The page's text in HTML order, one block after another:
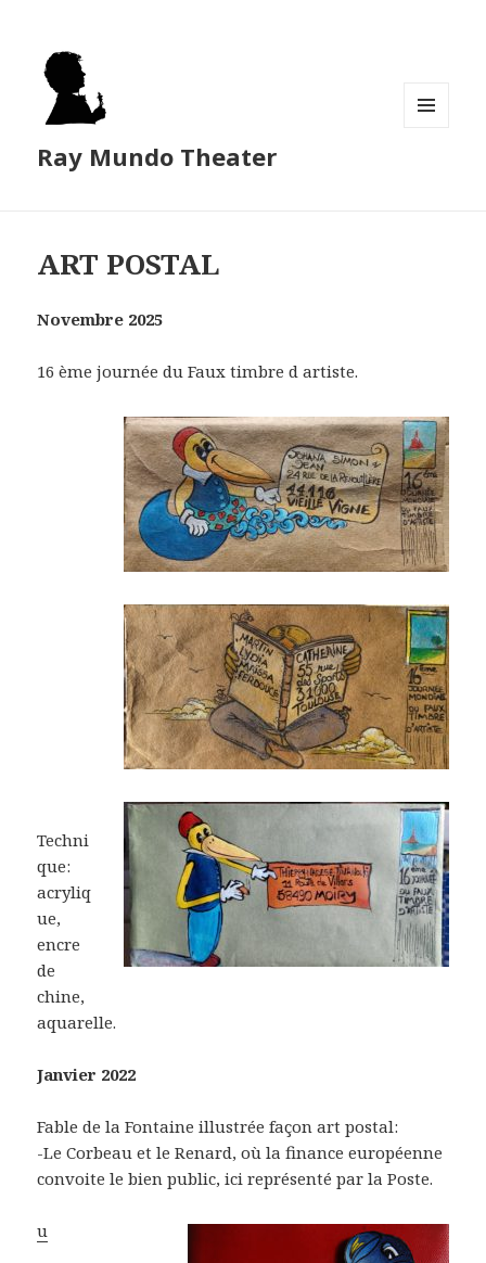
Ray Mundo Theater
ART POSTAL
Novembre 2025
16 ème journée du Faux timbre d artiste.
Techni
que:
acryliq
ue,
encre
de
chine,
aquarelle.
Janvier 2022
Fable de la Fontaine illustrée façon art postal:
-Le Corbeau et le Renard, où la finance européenne
convoite le bien public, ici représenté par la Poste.
u